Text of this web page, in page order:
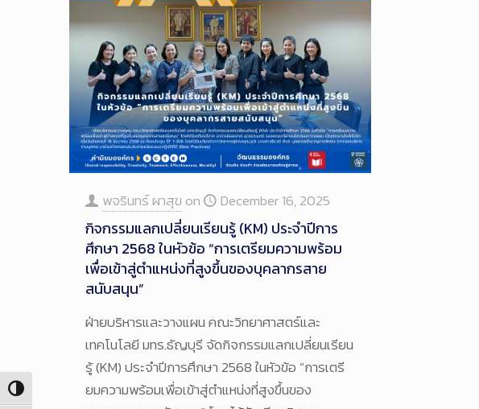
Toggle High Contrast
พจรินทร์ ผาสุข on December 16, 2025
กิจกรรมแลกเปลี่ยนเรียนรู้ (KM) ประจำปีการ
ศึกษา 2568 ในหัวข้อ “การเตรียมความพร้อม
เพื่อเข้าสู่ตำแหน่งที่สูงขึ้นของบุคลากรสาย
สนับสนุน”
ฝ่ายบริหารและวางแผน คณะวิทยาศาสตร์และ
เทคโนโลยี มทร.ธัญบุรี จัดกิจกรรมแลกเปลี่ยนเรียน
รู้ (KM) ประจำปีการศึกษา 2568 ในหัวข้อ “การเตรี
ยมความพร้อมเพื่อเข้าสู่ตำแหน่งที่สูงขึ้นของ